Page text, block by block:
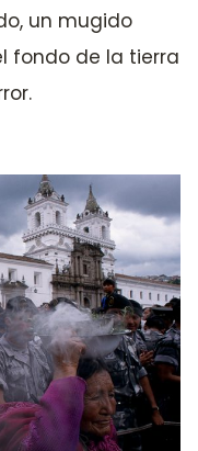
un mugido
fondo de la tierra